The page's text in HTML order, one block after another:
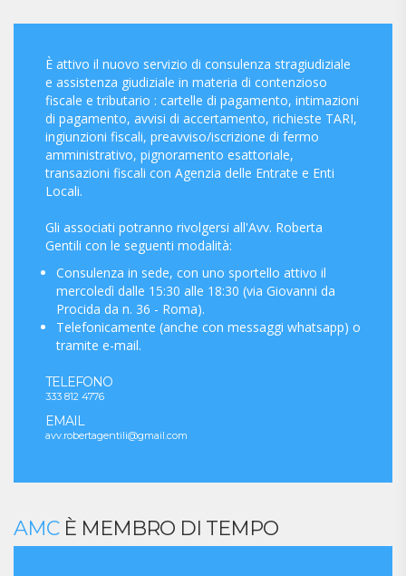
È attivo il nuovo servizio di consulenza stragiudiziale
e assistenza giudiziale in materia di contenzioso
fiscale e tributario : cartelle di pagamento, intimazioni
di pagamento, avvisi di accertamento, richieste TARI,
ingiunzioni fiscali, preavviso/iscrizione di fermo
amministrativo, pignoramento esattoriale,
transazioni fiscali con Agenzia delle Entrate e Enti
Locali.
Gli associati potranno rivolgersi all'Avv. Roberta
Gentili con le seguenti modalità:
Consulenza in sede, con uno sportello attivo il
mercoledì dalle 15:30 alle 18:30 (via Giovanni da
Procida da n. 36 - Roma).
Telefonicamente (anche con messaggi whatsapp) o
tramite e-mail.
TELEFONO
333 812 4776
EMAIL
avv.robertagentili@gmail.com
AMCÈ MEMBRO DI TEMPO